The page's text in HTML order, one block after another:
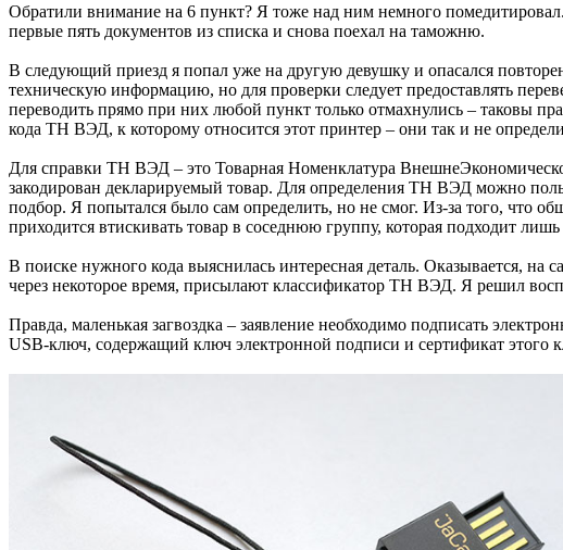
Обратили внимание на 6 пункт? Я тоже над ним немного
первые пять документов из списка и снова поехал на таможню.
В следующий приезд я попал уже на другую девушку и опасался
техническую информацию, но для проверки следует предоставлять
переводить прямо при них любой пункт только отмахнулись – таковы
кода ТН ВЭД, к которому относится этот принтер – они так и не
Для справки ТН ВЭД – это Товарная Номенклатура
закодирован декларируемый товар. Для определения ТН ВЭД можно
подбор. Я попытался было сам определить, но не смог. Из-за того, что
приходится втискивать товар в соседнюю группу, которая подходит
В поиске нужного кода выяснилась интересная деталь. Оказывается, на
через некоторое время, присылают классификатор ТН ВЭД. Я решил
Правда, маленькая загвоздка – заявление необходимо подписать
USB-ключ, содержащий ключ электронной подписи и сертификат